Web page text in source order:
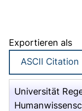
Exportieren als
Universität